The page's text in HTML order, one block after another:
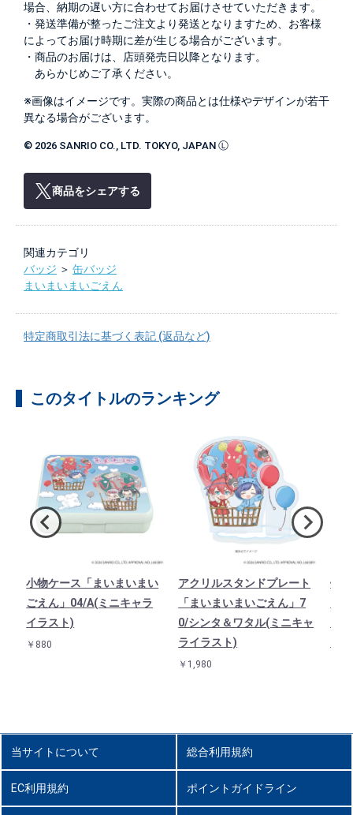
場合、納期の遅い方に合わせてお届けさせていただきます。
・発送準備が整ったご注文より発送となりますため、お客様
によってお届け時期に差が生じる場合がございます。
・商品のお届けは、店頭発売日以降となります。
あらかじめご了承ください。
※画像はイメージです。実際の商品とは仕様やデザインが若干
異なる場合がございます。
© 2026 SANRIO CO., LTD. TOKYO, JAPAN Ⓛ
商品をシェアする
関連カテゴリ
バッジ ＞ 缶バッジ
まいまいまいごえん
特定商取引法に基づく表記 (返品など)
このタイトルのランキング
小物ケース「まいまいまい
ごえん」04/A(ミニキャラ
イラスト)
￥880
アクリルスタンドプレート
「まいまいまいごえん」7
0/シンタ＆ワタル(ミニキャ
ライラスト)
￥1,980
缶
当サイトについて 総合利用規約
EC利用規約 ポイントガイドライン